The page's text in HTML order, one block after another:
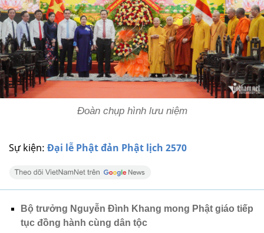
Sự kiện: Đại lễ Phật đản Phật lịch 2570
Đoàn chụp hình lưu niệm
Bộ trưởng Nguyễn Đình Khang mong Phật giáo tiếp
tục đồng hành cùng dân tộc